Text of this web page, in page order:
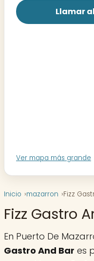
Llamar
Ver mapa más grande
Inicio mazarron Fizz
Fizz Gastro
En Puerto De
Gastro And Bar es